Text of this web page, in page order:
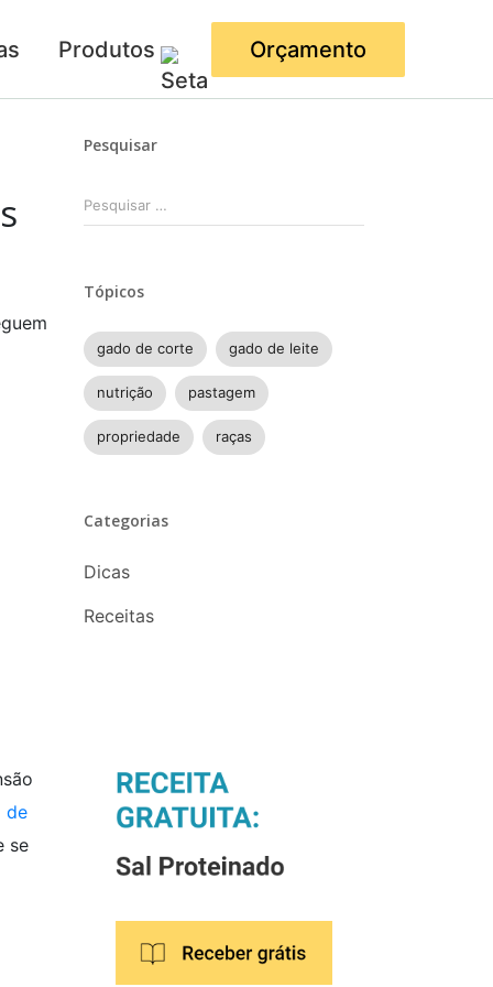
Produtos Orçamento
de
se
Pesquisar
por:
Tópicos
gado de corte gado de leite
nutrição pastagem
propriedade raças
Categorias
Dicas
Receitas